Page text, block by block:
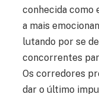
conhecida como
a mais
lutando por se
concorrentes
Os corredores
dar o último